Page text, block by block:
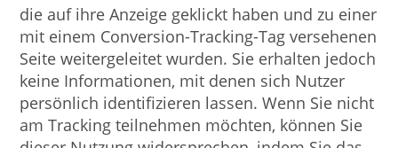
die auf ihre Anzeige geklickt haben und zu einer
mit einem Conversion-Tracking-Tag versehenen
Seite weitergeleitet wurden. Sie erhalten jedoch
keine Informationen, mit denen sich Nutzer
persönlich identifizieren lassen. Wenn Sie nicht
am Tracking teilnehmen möchten, können Sie